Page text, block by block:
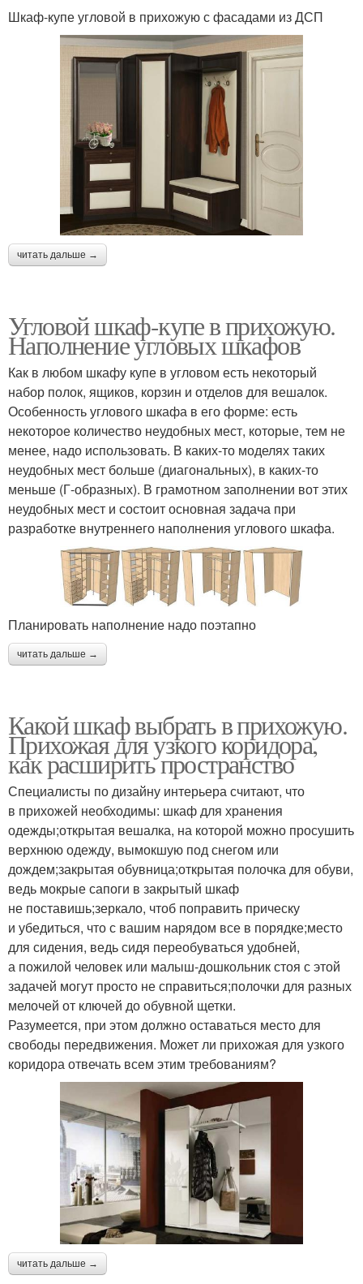
Шкаф-купе угловой в прихожую с фасадами из ДСП
читать дальше →
Угловой шкаф-купе в прихожую.
Наполнение угловых шкафов
Как в любом шкафу купе в угловом есть некоторый
набор полок, ящиков, корзин и отделов для вешалок.
Особенность углового шкафа в его форме: есть
некоторое количество неудобных мест, которые, тем не
менее, надо использовать. В каких-то моделях таких
неудобных мест больше (диагональных), в каких-то
меньше (Г-образных). В грамотном заполнении вот этих
неудобных мест и состоит основная задача при
разработке внутреннего наполнения углового шкафа.
Планировать наполнение надо поэтапно
читать дальше →
Какой шкаф выбрать в прихожую.
Прихожая для узкого коридора,
как расширить пространство
Специалисты по дизайну интерьера считают, что
в прихожей необходимы: шкаф для хранения
одежды;открытая вешалка, на которой можно просушить
верхнюю одежду, вымокшую под снегом или
дождем;закрытая обувница;открытая полочка для обуви,
ведь мокрые сапоги в закрытый шкаф
не поставишь;зеркало, чтоб поправить прическу
и убедиться, что с вашим нарядом все в порядке;место
для сидения, ведь сидя переобуваться удобней,
а пожилой человек или малыш-дошкольник стоя с этой
задачей могут просто не справиться;полочки для разных
мелочей от ключей до обувной щетки.
Разумеется, при этом должно оставаться место для
свободы передвижения. Может ли прихожая для узкого
коридора отвечать всем этим требованиям?
читать дальше →